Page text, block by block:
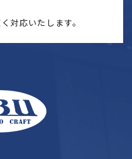
対応いたします。